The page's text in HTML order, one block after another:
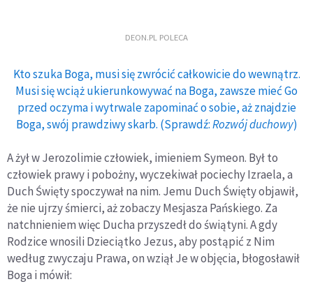
DEON.PL POLECA
Kto szuka Boga, musi się zwrócić całkowicie do wewnątrz.
Musi się wciąż ukierunkowywać na Boga, zawsze mieć Go
przed oczyma i wytrwale zapominać o sobie, aż znajdzie
Boga, swój prawdziwy skarb. (Sprawdź:Rozwój duchowy)
A żył w Jerozolimie człowiek, imieniem Symeon. Był to
człowiek prawy i pobożny, wyczekiwał pociechy Izraela, a
Duch Święty spoczywał na nim. Jemu Duch Święty objawił,
że nie ujrzy śmierci, aż zobaczy Mesjasza Pańskiego. Za
natchnieniem więc Ducha przyszedł do świątyni. A gdy
Rodzice wnosili Dzieciątko Jezus, aby postąpić z Nim
według zwyczaju Prawa, on wziął Je w objęcia, błogosławił
Boga i mówił: